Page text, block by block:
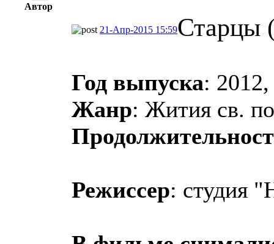
Автор
21-Апр-2015 15:59Старцы
Год выпуска:
Жанр: Жития св.
Режиссер: студия